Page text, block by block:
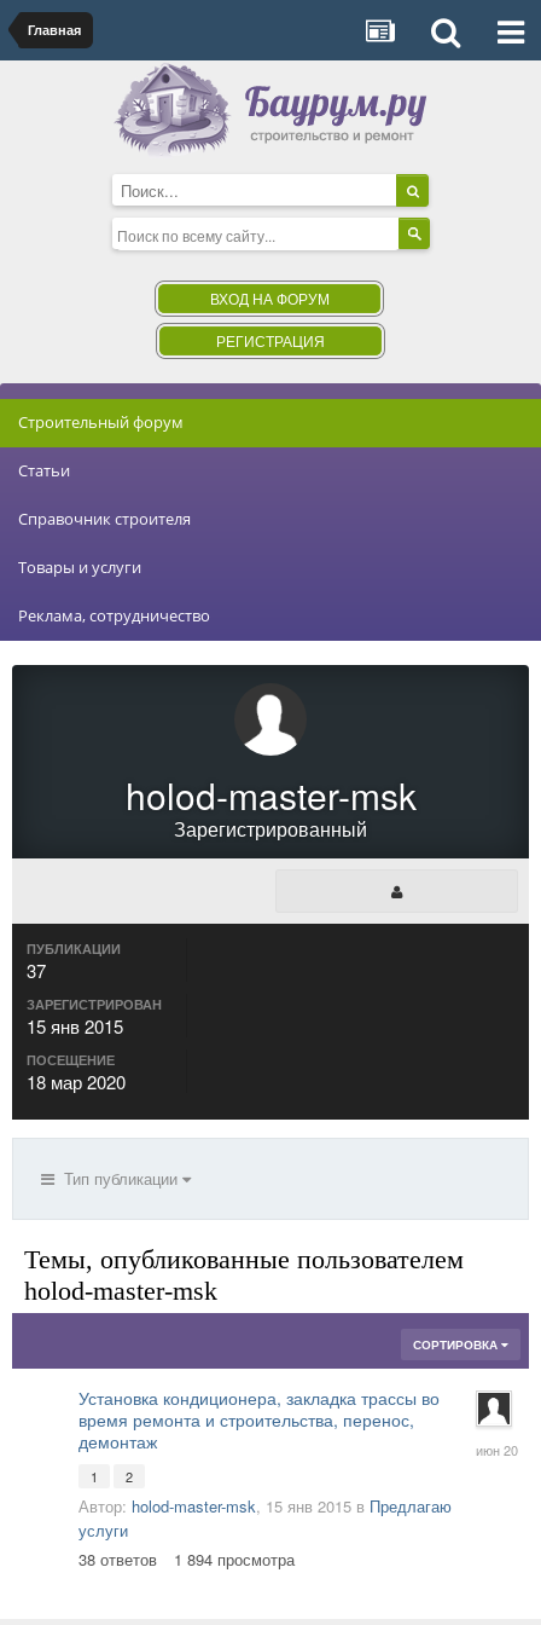
Главная
ВХОД НА ФОРУМ
РЕГИСТРАЦИЯ
Строительный форум
Статьи
Справочник строителя
Товары и услуги
Реклама, сотрудничество
holod-master-msk
Зарегистрированный
ПУБЛИКАЦИИ
37
ЗАРЕГИСТРИРОВАН
15 янв 2015
ПОСЕЩЕНИЕ
18 мар 2020
Тип публикации
Темы, опубликованные пользователем
holod-master-msk
СОРТИРОВКА
Установка кондиционера, закладка трассы во
время ремонта и строительства, перенос,
демонтаж
1 2
Автор: holod-master-msk, 15 янв 2015 в Предлагаю
услуги
38 ответов 1 894 просмотра
июн